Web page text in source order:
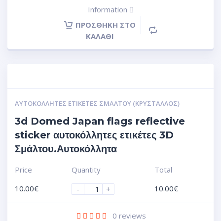
Information
ΠΡΟΣΘΉΚΗ ΣΤΟ
ΚΑΛΆΘΙ
ΑΥΤΟΚΌΛΛΗΤΕΣ ΕΤΙΚΈΤΕΣ ΣΜΆΛΤΟΥ (ΚΡΥΣΤΑΛΛΟΣ)
3d Domed Japan flags reflective
sticker αυτοκόλλητες ετικέτες 3D
Σμάλτου.Αυτοκόλλητα
Price
10.00€
Quantity
-
+
Total
10.00€
0 reviews